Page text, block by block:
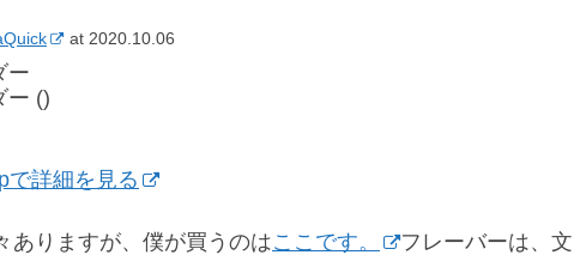
at 2020.10.06
ー
ー ()
で詳細を見る
ありますが、僕が買うのはここです。
フレーバーは、文